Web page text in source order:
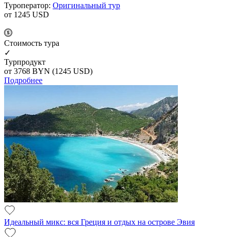
Туроператор: Оригинальный тур
от 1245 USD
Cтоимость тура
✓
Турпродукт
от 3768 BYN (1245 USD)
Подробнее
Идеальный микс: вся Греция и отдых на острове Эвия